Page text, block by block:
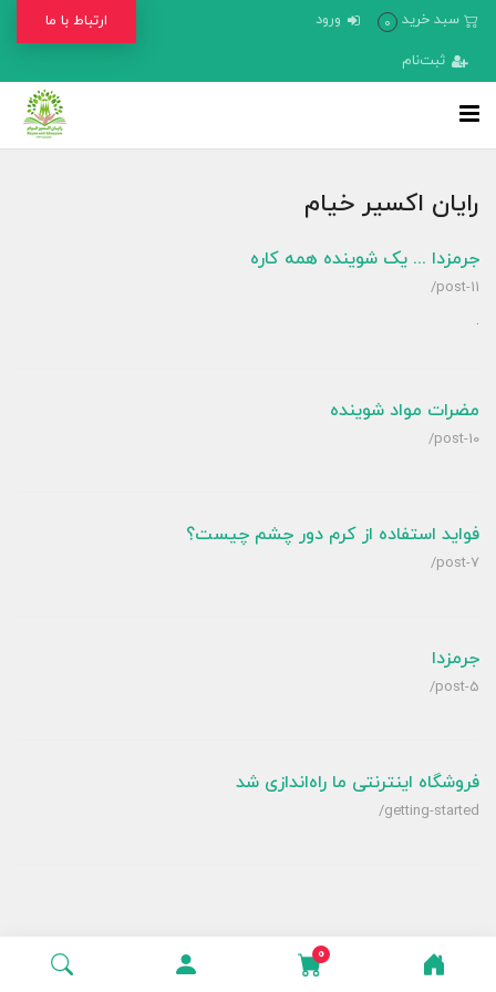
0
سبد خرید 0 ورود
ثبت‌نام
ارتباط با ما
رایان اکسیر خیام
جرمزدا ... یک شوینده همه کاره
/post-11
.
مضرات مواد شوینده
/post-10
فواید استفاده از کرم دور چشم چیست؟
/post-7
جرمزدا
/post-5
فروشگاه اینترنتی ما راه‌اندازی شد
/getting-started